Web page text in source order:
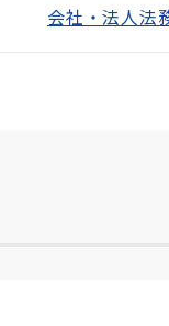
会社・法人法